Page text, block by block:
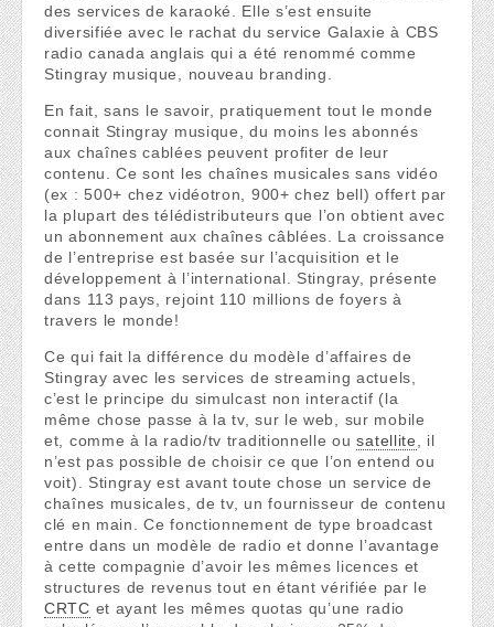
des services de karaoké. Elle s’est ensuite
diversifiée avec le rachat du service Galaxie à CBS
radio canada anglais qui a été renommé comme
Stingray musique, nouveau branding.
En fait, sans le savoir, pratiquement tout le monde
connait Stingray musique, du moins les abonnés
aux chaînes cablées peuvent profiter de leur
contenu. Ce sont les chaînes musicales sans vidéo
(ex : 500+ chez vidéotron, 900+ chez bell) offert par
la plupart des télédistributeurs que l’on obtient avec
un abonnement aux chaînes câblées. La croissance
de l’entreprise est basée sur l’acquisition et le
développement à l’international. Stingray, présente
dans 113 pays, rejoint 110 millions de foyers à
travers le monde!
Ce qui fait la différence du modèle d’affaires de
Stingray avec les services de streaming actuels,
c’est le principe du simulcast non interactif (la
même chose passe à la tv, sur le web, sur mobile
et, comme à la radio/tv traditionnelle ousatellite
, il
n’est pas possible de choisir ce que l’on entend ou
voit). Stingray est avant toute chose un service de
chaînes musicales, de tv, un fournisseur de contenu
clé en main. Ce fonctionnement de type broadcast
entre dans un modèle de radio et donne l’avantage
à cette compagnie d’avoir les mêmes licences et
structures de revenus tout en étant vérifiée par le
CRTC et ayant les mêmes quotas qu’une radio